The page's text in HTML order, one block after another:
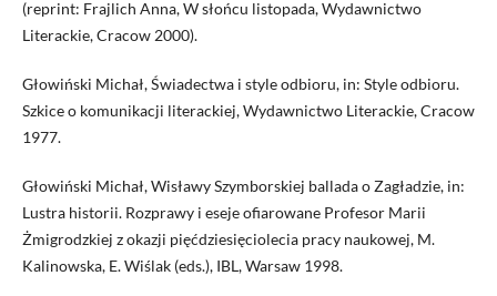
(reprint: Frajlich Anna, W słońcu listopada, Wydawnictwo
Literackie, Cracow 2000).
Głowiński Michał, Świadectwa i style odbioru, in: Style odbioru.
Szkice o komunikacji literackiej, Wydawnictwo Literackie, Cracow
1977.
Głowiński Michał, Wisławy Szymborskiej ballada o Zagładzie, in:
Lustra historii. Rozprawy i eseje ofiarowane Profesor Marii
Żmigrodzkiej z okazji pięćdziesięciolecia pracy naukowej, M.
Kalinowska, E. Wiślak (eds.), IBL, Warsaw 1998.